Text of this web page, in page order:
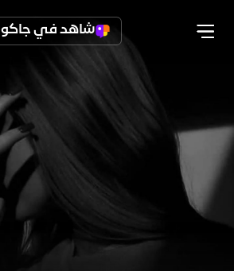
شاهد في جاكو